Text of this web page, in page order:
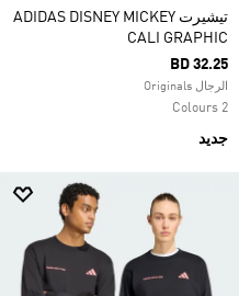
تيشيرت ADIDAS DISNEY MICKEY
CALI GRAPHIC
BD 32.25
الرجال Originals
2 Colours
جديد